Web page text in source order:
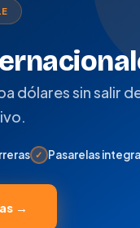
dólares sin salir
✓ Pasarelas
→